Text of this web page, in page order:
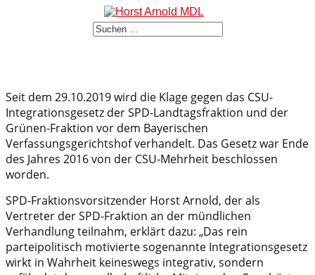
Seit dem 29.10.2019 wird die Klage gegen das CSU-
Integrationsgesetz der SPD-Landtagsfraktion und der
Grünen-Fraktion vor dem Bayerischen
Verfassungsgerichtshof verhandelt. Das Gesetz war Ende
des Jahres 2016 von der CSU-Mehrheit beschlossen
worden.
SPD-Fraktionsvorsitzender Horst Arnold, der als
Vertreter der SPD-Fraktion an der mündlichen
Verhandlung teilnahm, erklärt dazu: „Das rein
parteipolitisch motivierte sogenannte Integrationsgesetz
wirkt in Wahrheit keineswegs integrativ, sondern